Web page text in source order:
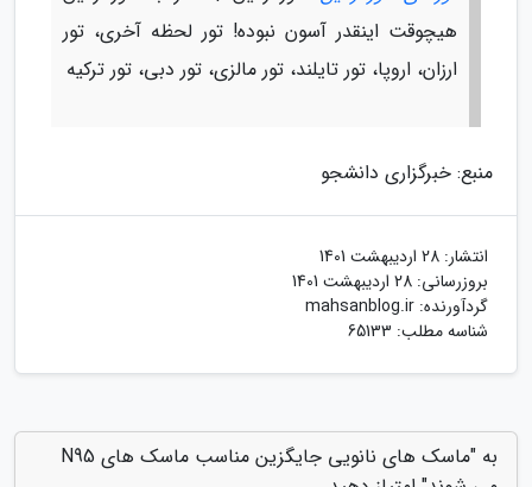
هیچوقت اینقدر آسون نبوده! تور لحظه آخری، تور
ارزان، اروپا، تور تایلند، تور مالزی، تور دبی، تور ترکیه
منبع: خبرگزاری دانشجو
انتشار: 28 اردیبهشت 1401
بروزرسانی: 28 اردیبهشت 1401
گردآورنده: mahsanblog.ir
شناسه مطلب: 65133
به "ماسک های نانویی جایگزین مناسب ماسک های N95